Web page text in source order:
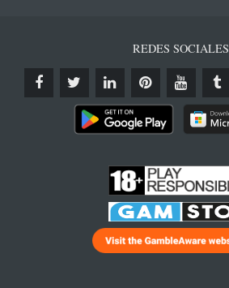
REDES SOCIALES